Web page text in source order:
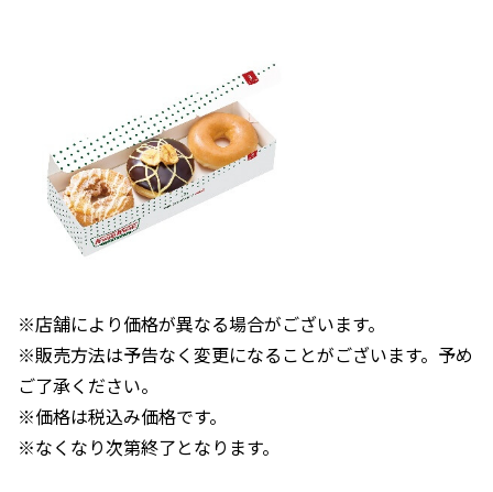
※店舗により価格が異なる場合がございます。
※販売方法は予告なく変更になることがございます。予め
ご了承ください。
※価格は税込み価格です。
※なくなり次第終了となります。